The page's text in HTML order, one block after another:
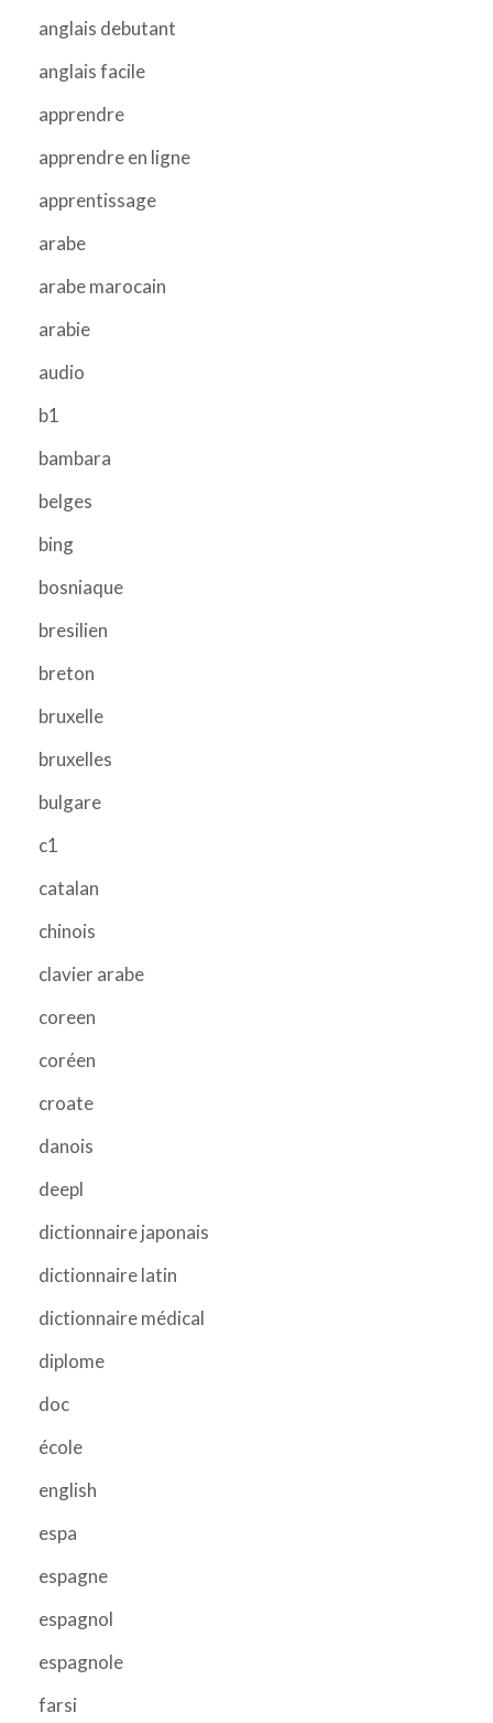
anglais debutant
anglais facile
apprendre
apprendre en ligne
apprentissage
arabe
arabe marocain
arabie
audio
b1
bambara
belges
bing
bosniaque
bresilien
breton
bruxelle
bruxelles
bulgare
c1
catalan
chinois
clavier arabe
coreen
coréen
croate
danois
deepl
dictionnaire japonais
dictionnaire latin
dictionnaire médical
diplome
doc
école
english
espa
espagne
espagnol
espagnole
farsi